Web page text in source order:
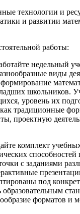
технологии и
и развитии
работы:
недельный
виды
школьников.
уровень их
традиционные
проектную
комплект
с заданиями
под
образовательным
форматов и